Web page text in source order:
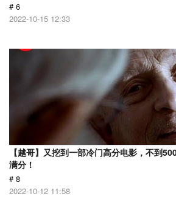
# 6
2022-10-15 12:33
【越哥】又挖到一部冷门高分电影，不到
满分！
# 8
2022-10-12 11:58